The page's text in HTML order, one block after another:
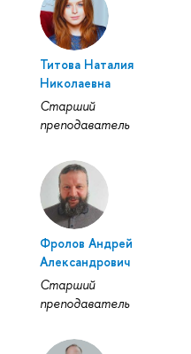
Титова Наталия
Николаевна
Старший
преподаватель
Фролов Андрей
Александрович
Старший
преподаватель